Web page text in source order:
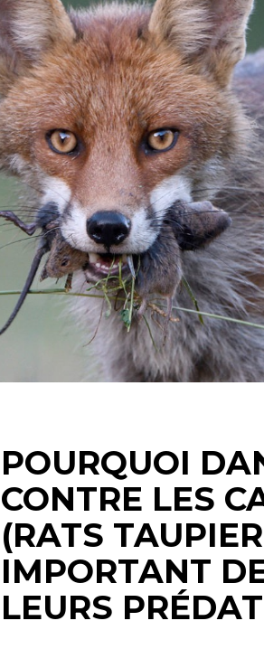
POURQUOI
CONTRE LES
(RATS
IMPORTANT
LEURS